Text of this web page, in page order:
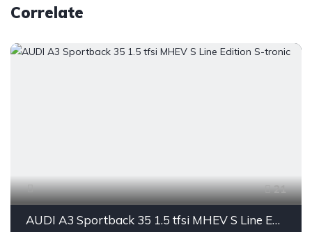
Correlate
21
AUDI A3 Sportback 35 1.5 tfsi MHEV S Line Edition S-tronic